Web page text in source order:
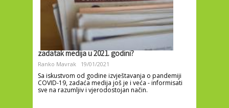
zadatak medija u 2021. godini?
Ranko Mavrak 19/01/2021
Sa iskustvom od godine izvještavanja o pandemiji
COVID-19, zadaća medija još je i veća - informisati
sve na razumljiv i vjerodostojan način.